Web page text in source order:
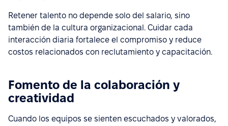
Retener talento no depende solo del salario, sino
también de la cultura organizacional. Cuidar cada
interacción diaria fortalece el compromiso y reduce
costos relacionados con reclutamiento y capacitación.
Fomento de la colaboración y
creatividad
Cuando los equipos se sienten escuchados y valorados,